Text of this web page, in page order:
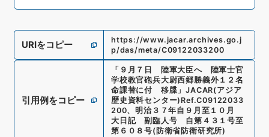
URIをコピー
https://www.jacar.archives.go.j
p/das/meta/C09122033200
引用例をコピー
「 ９月７日 陸軍大臣へ 陸軍士官
学校教官砲兵大尉西郷勝義外１２名
命課替に付 移牒 」JACAR(アジア
歴史資料センター) Ref.C09122033
200、明治３７年自９月至１０月
大日記 副臨人号 自第４３１号至
第６０８号( 防衛省防衛研究所)